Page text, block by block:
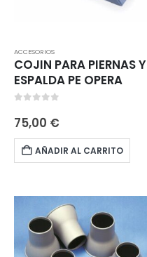
ACCESORIOS
COJIN PARA PIERNAS Y
ESPALDA PE OPERA
75,00 €
AÑADIR AL CARRITO